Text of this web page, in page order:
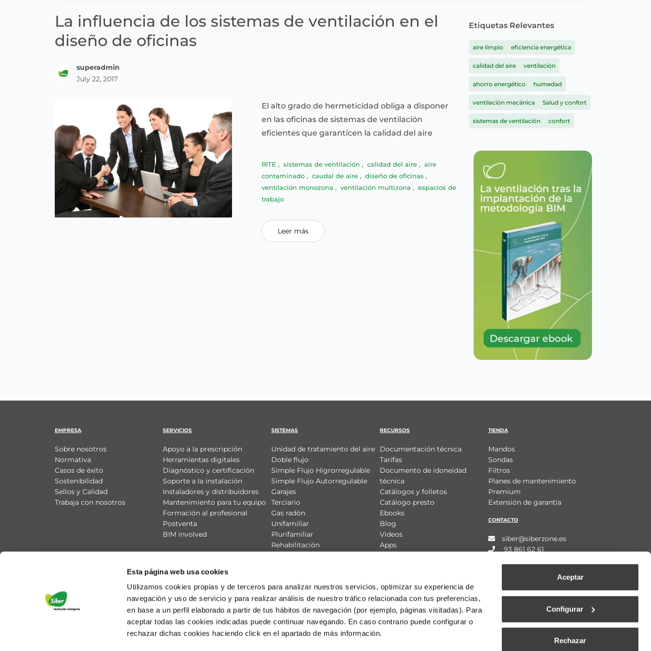
Esta página web usa cookies
Utilizamos cookies propias y de terceros para analizar nuestros servicios, optimizar su experiencia de
navegación y uso de servicio y para realizar análisis de nuestro tráfico relacionada con tus preferencias,
en base a un perfil elaborado a partir de tus hábitos de navegación (por ejemplo, páginas visitadas). Para
aceptar todas las cookies indicadas puede continuar navegando. En caso contrario puede configurar o
rechazar dichas cookies haciendo click en el apartado de más información.
Aceptar
Configurar
Rechazar
La influencia de los sistemas de ventilación en el
diseño de oficinas
superadmin
July 22, 2017
El alto grado de hermeticidad obliga a disponer
en las oficinas de sistemas de ventilación
eficientes que garanticen la calidad del aire
RITE , sistemas de ventilación , calidad del aire , aire
contaminado , caudal de aire , diseño de oficinas ,
ventilación monozona , ventilación multizona , espacios de
trabajo
Leer más
Etiquetas Relevantes
aire limpio eficiencia energética
calidad del aire ventilación
ahorro energético humedad
ventilación mecánica Salud y confort
sistemas de ventilación confort
EMPRESA
Sobre nosotros
Normativa
Casos de éxito
Sostenibilidad
Sellos y Calidad
Trabaja con nosotros
SERVICIOS
Apoyo a la prescripción
Herramientas digitales
Diagnóstico y certificación
Soporte a la instalación
Instaladores y distribuidores
Mantenimiento para tu equipo
Formación al profesional
Postventa
BIM involved
SISTEMAS
Unidad de tratamiento del aire
Doble flujo
Simple Flujo Higrorregulable
Simple Flujo Autorregulable
Garajes
Terciario
Gas radón
Unifamiliar
Plurifamiliar
Rehabilitación
RECURSOS
Documentación técnica
Tarifas
Documento de idoneidad
técnica
Catálogos y folletos
Catálogo presto
Ebooks
Blog
Videos
Apps
TIENDA
Mandos
Sondas
Filtros
Planes de mantenimiento
Premium
Extensión de garantía
CONTACTO
siber@siberzone.es
93 861 62 61